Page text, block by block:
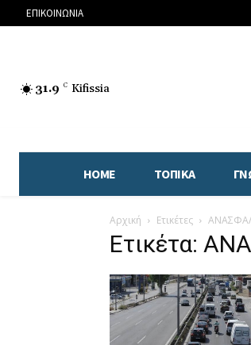
ΕΠΙΚΟΙΝΩΝΙΑ
31.9 C Kifissia
HOME ΤΟΠΙΚΑ
Αρχική Ετικέτες
Ετικέτα: